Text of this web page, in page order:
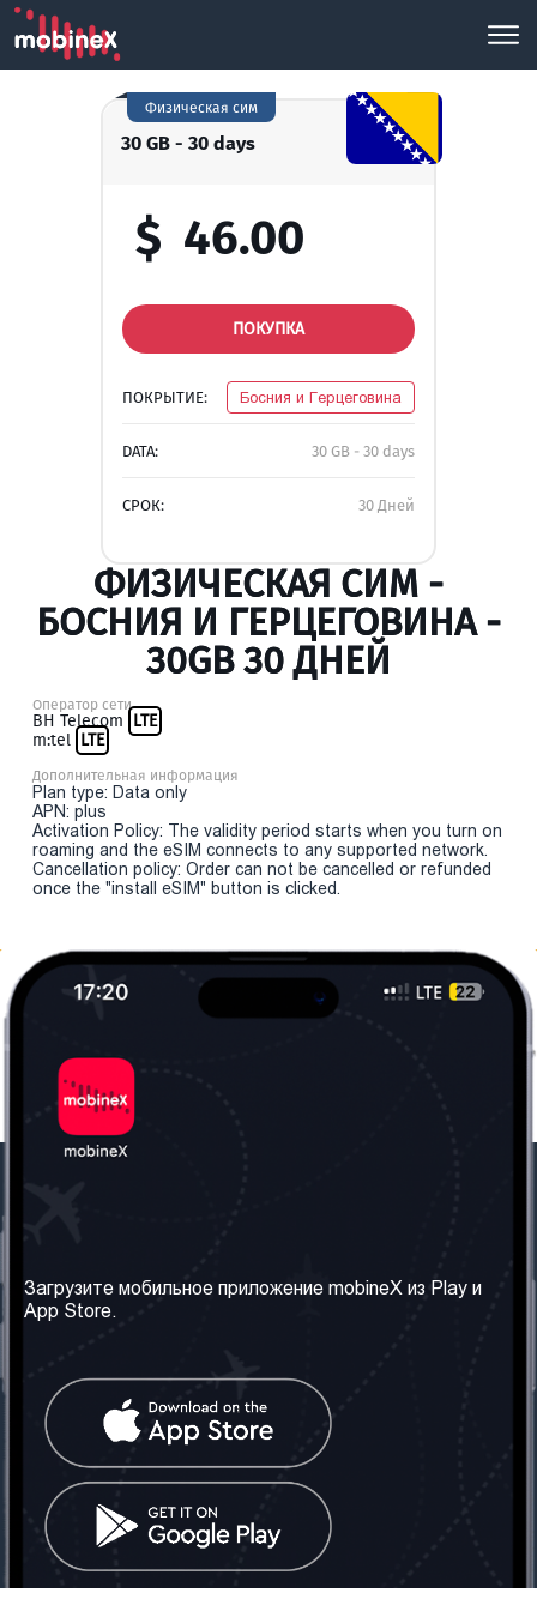
30 GB - 30 days
Физическая сим
$ 46.00
ПОКУПКА
ПОКРЫТИЕ: Босния и Герцеговина
DATA: 30 GB - 30 days
СРОК: 30 Дней
ФИЗИЧЕСКАЯ СИМ -
БОСНИЯ И ГЕРЦЕГОВИНА -
30GB 30 ДНЕЙ
Оператор сети
BH Telecom LTE
m:tel LTE
Дополнительная информация
Plan type: Data only
APN: plus
Activation Policy: The validity period starts when you turn on
roaming and the eSIM connects to any supported network.
Cancellation policy: Order can not be cancelled or refunded
once the "install eSIM" button is clicked.
Наши сервисы
Правила и Условия
Часто задаваемые
вопросы
Контакт
Грузия: Тбилиси
Телефон: +442030340050
Email:info@mobinex.com
Социальные сети
Загрузите мобильное приложение mobineX из Play и
App Store.